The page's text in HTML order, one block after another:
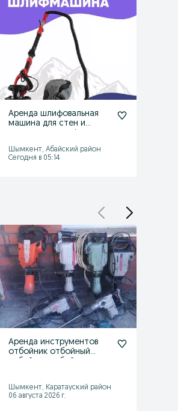
Аренда шлифовальная
машина для стен и
Шымкент, Абайский район
Сегодня в 05:14
Аренда инструментов
отбойник отбойный
Шымкент, Каратауский район
06 августа 2026 г.